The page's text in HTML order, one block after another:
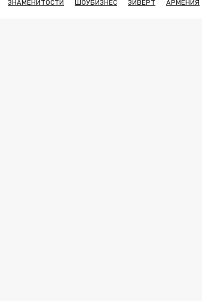
ЗНАМЕНИТОСТИ ШОУБИЗНЕС ЗИВЕРТ АРМЕНИЯ